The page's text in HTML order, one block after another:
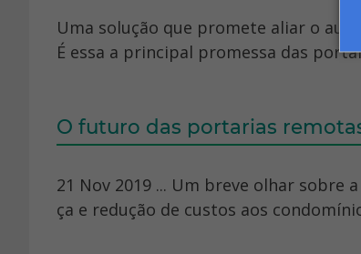
Uma solução que promete aliar o
É essa a principal promessa das
O futuro das portarias
21 Nov 2019 ... Um breve olhar
ça e redução de custos aos